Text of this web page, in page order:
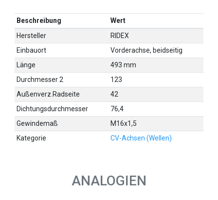
Beschreibung
Wert
Hersteller
RIDEX
Einbauort
Vorderachse, beidseitig
Länge
493 mm
Durchmesser 2
123
Außenverz.Radseite
42
Dichtungsdurchmesser
76,4
Gewindemaß
M16x1,5
Kategorie
CV-Achsen (Wellen)
ANALOGIEN